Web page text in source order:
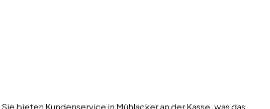
Sie bieten Kundenservice in Mühlacker an der Kasse, was das